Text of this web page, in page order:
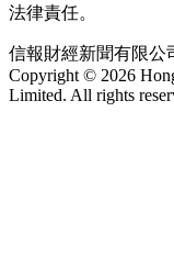
法律責任。
信報財經新聞有限公
Copyright © 2026
Limited. All rights